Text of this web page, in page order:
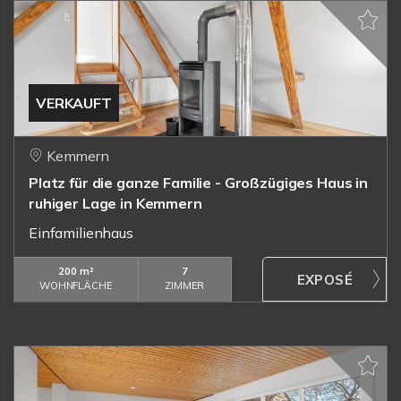
VERKAUFT
Kemmern
Platz für die ganze Familie - Großzügiges Haus in
ruhiger Lage in Kemmern
Einfamilienhaus
200 m²
WOHNFLÄCHE
7
ZIMMER